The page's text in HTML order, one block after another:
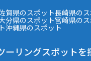
賀県のスポット長崎県の
分県のスポット宮崎県の
沖縄県のスポット
ーリングスポットを